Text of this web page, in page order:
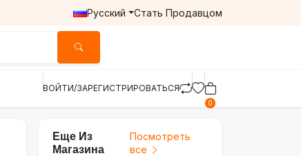
Русский Стать Продавцом
ВОЙТИ/ЗАРЕГИСТРИРОВАТЬСЯ
0
Еще Из
Магазина
Посмотреть
все